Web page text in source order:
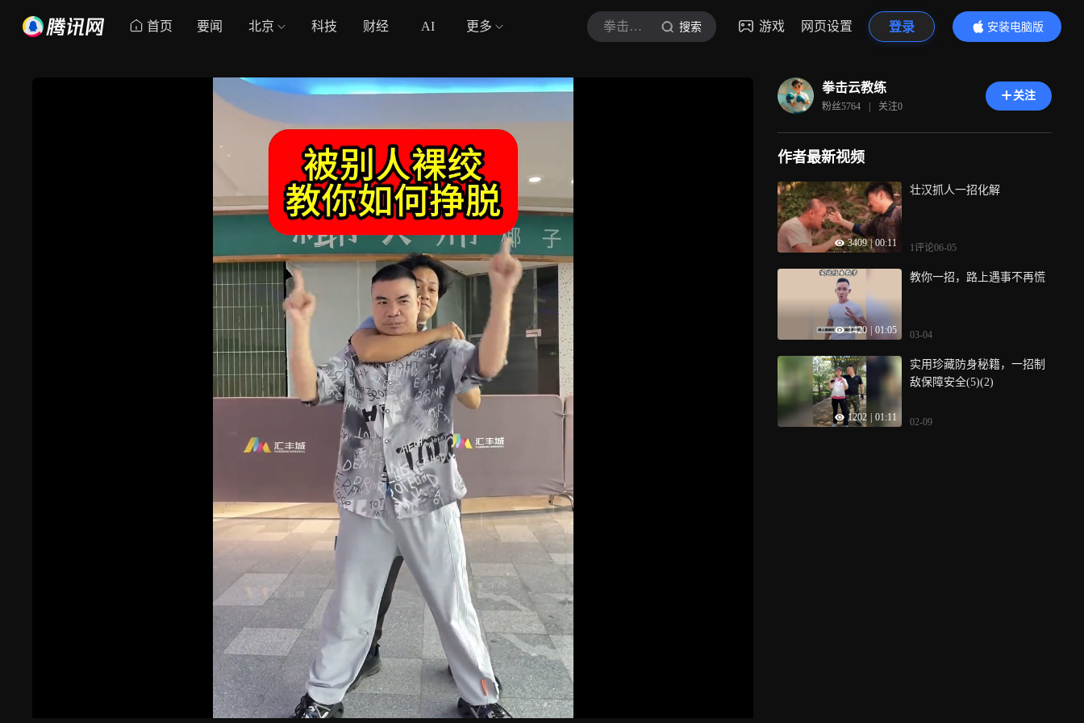
首页 要闻 北京 科技 财经 AI 更多 拳击云教练 搜索 游戏 网页设置 登录
安装电脑版
内容更精彩
拳击云教练
粉丝5764 | 关注0
关注
作者最新视频
3409 | 00:11
壮汉抓人一招化解
1评论06-05
1420 01:05
教你一招，路上遇事不再慌
03-04
1202 01:11
实用珍藏防身秘籍，一招制
敌保障安全(5)(2)
02-09